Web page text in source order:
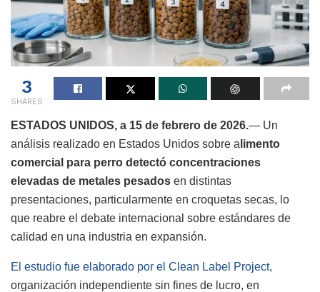
3
SHARES
ESTADOS UNIDOS, a 15 de febrero de 2026.— Un
análisis realizado en Estados Unidos sobre a limento
comercial para perro detectó concentraciones
elevadas de metales pesados en distintas
presentaciones, particularmente en croquetas secas, lo
que reabre el debate internacional sobre estándares de
calidad en una industria en expansión.
El estudio fue elaborado por el Clean Label Project,
organización independiente sin fines de lucro, en